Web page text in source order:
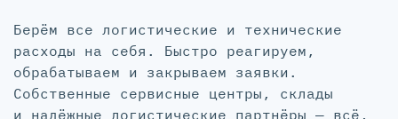
Берём все логистические и технические
расходы на себя. Быстро реагируем,
обрабатываем и закрываем заявки.
Собственные сервисные центры, склады
и надёжные логистические партнёры — всё,